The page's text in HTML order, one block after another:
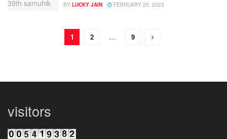
BY LUCKY JAIN FEBRUARY 25, 2023
1 2 … 9
visitors